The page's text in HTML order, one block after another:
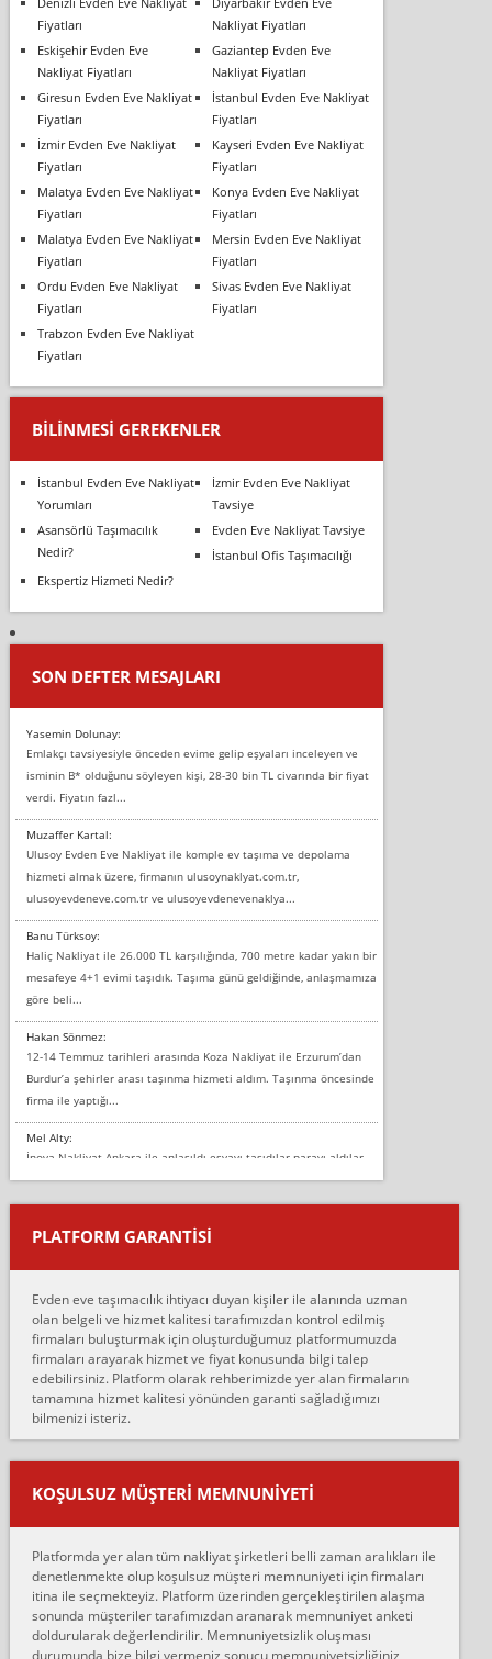
Fiyatları
Nakliyat Fiyatları
Eskişehir Evden Eve
Nakliyat Fiyatları
Gaziantep Evden Eve
Nakliyat Fiyatları
Giresun Evden Eve Nakliyat
Fiyatları
İstanbul Evden Eve Nakliyat
Fiyatları
İzmir Evden Eve Nakliyat
Fiyatları
Kayseri Evden Eve Nakliyat
Fiyatları
Malatya Evden Eve Nakliyat
Fiyatları
Konya Evden Eve Nakliyat
Fiyatları
Malatya Evden Eve Nakliyat
Fiyatları
Mersin Evden Eve Nakliyat
Fiyatları
Ordu Evden Eve Nakliyat
Fiyatları
Sivas Evden Eve Nakliyat
Fiyatları
Trabzon Evden Eve Nakliyat
Fiyatları
BILINMESI GEREKENLER
İstanbul Evden Eve Nakliyat
Yorumları
İzmir Evden Eve Nakliyat
Tavsiye
Asansörlü Taşımacılık
Nedir?
Evden Eve Nakliyat Tavsiye
İstanbul Ofis Taşımacılığı
Ekspertiz Hizmeti Nedir?
SON DEFTER MESAJLARI
Yasemin Dolunay:
Emlakçı tavsiyesiyle önceden evime gelip eşyaları inceleyen ve
isminin B* olduğunu söyleyen kişi, 28-30 bin TL civarında bir fiyat
verdi. Fiyatın fazl...
Muzaffer Kartal:
Ulusoy Evden Eve Nakliyat ile komple ev taşıma ve depolama
hizmeti almak üzere, firmanın ulusoynaklyat.com.tr,
ulusoyevdeneve.com.tr ve ulusoyevdenevenaklya...
Banu Türksoy:
Haliç Nakliyat ile 26.000 TL karşılığında, 700 metre kadar yakın bir
mesafeye 4+1 evimi taşıdık. Taşıma günü geldiğinde, anlaşmamıza
göre beli...
Hakan Sönmez:
12-14 Temmuz tarihleri arasında Koza Nakliyat ile Erzurum’dan
Burdur’a şehirler arası taşınma hizmeti aldım. Taşınma öncesinde
firma ile yaptığı...
Mel Alty:
İnova Nakliyat Ankara ile anlaşıldı eşyayı taşıdılar parayı aldılar.
Salon duvarına bir baktım birisi boydan alüminyum renkli bantı
yapıştırm...
Murat:
çalıştıklarını, müş...
Ahmet:
Lüleburgaz güngünes evden eve naklyat eşyalarımı taşımak için
anlaştık sabah eve geldiklerinde de eşyalarımı düzgün şekilde
sarcaz demelerine r...
mehmet güldü:
Ankara ALİCANLAR NAKLİYAT Tutarsız ve ticari ahlak problemleri
var verdikleri fiyat teklifini arttırdılar. Sonrasında taşıma gününde
oldukça tutarsı...
Ankara Alicanlar naklyat tel 5465524025. 2600 TL'ye ankaradan
Konya ya Alicanlar naklyat la anlaştık bu şahıs evin taşınacağı gün
fiyatın mazoto gele...
Fatih kokmese:
PLATFORM GARANTİSİ
Evden eve taşımacılık ihtiyacı duyan kişiler ile alanında uzman
olan belgeli ve hizmet kalitesi tarafımızdan kontrol edilmiş
firmaları buluşturmak için oluşturduğumuz platformumuzda
firmaları arayarak hizmet ve fiyat konusunda bilgi talep
edebilirsiniz. Platform olarak rehberimizde yer alan firmaların
tamamına hizmet kalitesi yönünden garanti sağladığımızı
bilmenizi isteriz.
KOŞULSUZ MÜŞTERI MEMNUNIYETI
Platformda yer alan tüm nakliyat şirketleri belli zaman aralıkları ile
denetlenmekte olup koşulsuz müşteri memnuniyeti için firmaları
itina ile seçmekteyiz. Platform üzerinden gerçekleştirilen alaşma
sonunda müşteriler tarafımızdan aranarak memnuniyet anketi
doldurularak değerlendirilir. Memnuniyetsizlik oluşması
durumunda bize bilgi vermeniz sonucu memnuniyetsizliğiniz